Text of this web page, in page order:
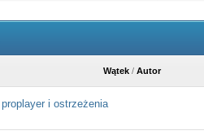
Wątek /Autor
i ostrzeżenia